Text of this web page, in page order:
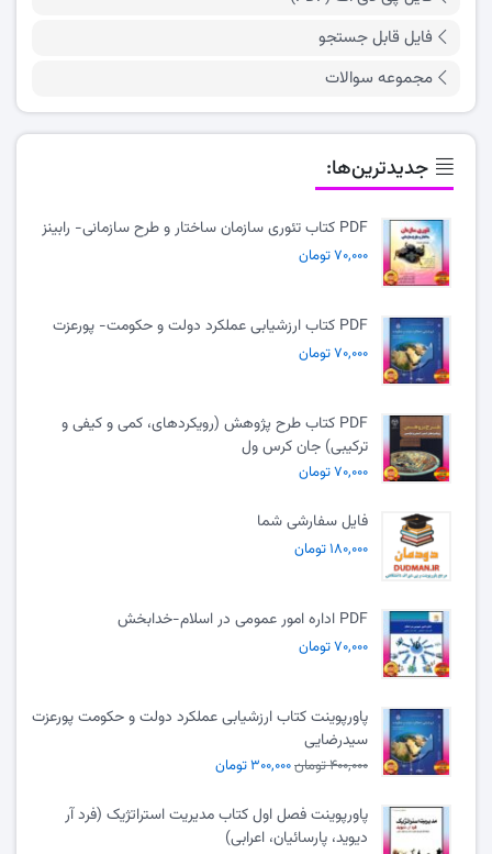
فایل قابل جستجو
مجموعه سوالات
جدیدترین‌ها:
PDF کتاب تئوری سازمان ساختار و طرح سازمانی- رابینز
۷۰,۰۰۰ تومان
PDF کتاب ارزشیابی عملکرد دولت و حکومت- پورعزت
۷۰,۰۰۰ تومان
PDF کتاب طرح پژوهش (رویکردهای، کمی و کیفی و
ترکیبی) جان کرس ول
۷۰,۰۰۰ تومان
فایل سفارشی شما
۱۸۰,۰۰۰ تومان
PDF اداره امور عمومی در اسلام-خدابخش
۷۰,۰۰۰ تومان
پاورپوینت کتاب ارزشیابی عملکرد دولت و حکومت پورعزت
سیدرضایی
۴۰۰,۰۰۰ تومان ۳۰۰,۰۰۰ تومان
پاورپوینت فصل اول کتاب مدیریت استراتژیک (فرد آر
دیوید، پارسائیان، اعرابی)